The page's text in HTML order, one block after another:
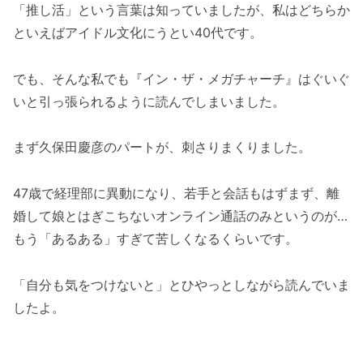
「推し活」という言葉は知っていましたが、私はどちらか
といえばアイドル文化にうとい40代です。
でも、そんな私でも『イン・ザ・メガチャーチ』はぐいぐ
いと引っ張られるように読んでしまいました。
まず久保田慶彦のパートが、刺さりまくりました。
47歳で経理部に異動になり、若手と会話もはずまず、離
婚して娘とはぎこちないオンライン通話のみというのが…
もう「あるある」すぎて苦しくなるくらいです。
「自分も気をつけないと」とひやっとしながら読んでいま
したよ。